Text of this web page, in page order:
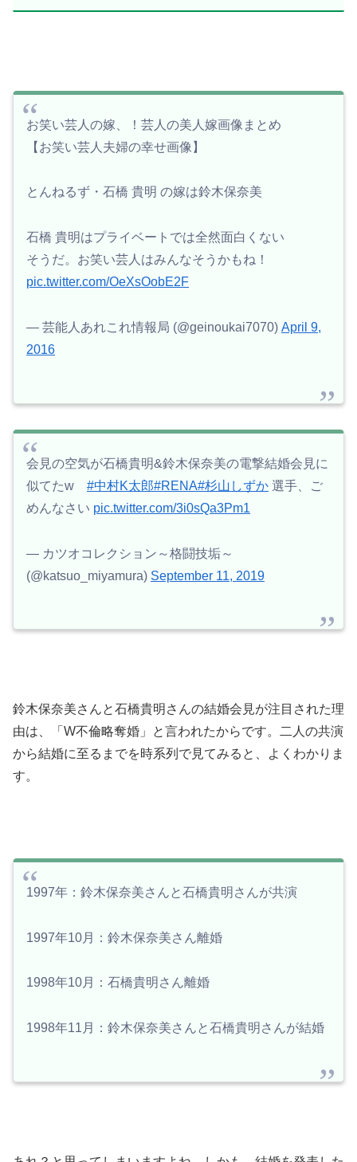
お笑い芸人の嫁、！芸人の美人嫁画像まとめ
【お笑い芸人夫婦の幸せ画像】
とんねるず・石橋 貴明 の嫁は鈴木保奈美
石橋 貴明はプライベートでは全然面白くない
そうだ。お笑い芸人はみんなそうかもね！
pic.twitter.com/OeXsOobE2F
— 芸能人あれこれ情報局 (@geinoukai7070) April 9,
2016
会見の空気が石橋貴明&鈴木保奈美の電撃結婚会見に
似てたw #中村K太郎#RENA#杉山しずか 選手、ご
めんなさい pic.twitter.com/3i0sQa3Pm1
— カツオコレクション～格闘技垢～
(@katsuo_miyamura) September 11, 2019
鈴木保奈美さんと石橋貴明さんの結婚会見が注目された理
由は、「W不倫略奪婚」と言われたからです。
二人の共演
から結婚に至るまでを時系列で見てみると、よくわかりま
す。
1997年： 鈴木保奈美さんと石橋貴明さんが共演
1997年10月：鈴木保奈美さん離婚
1998年10月：石橋貴明さん離婚
1998年11月： 鈴木保奈美さんと石橋貴明さんが結婚